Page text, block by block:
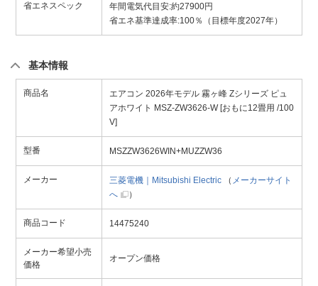
省エネスペック
年間電気代目安:約27900円
省エネ基準達成率:100％（目標年度2027年）
基本情報
商品名
エアコン 2026年モデル 霧ヶ峰 Zシリーズ ピュ
アホワイト MSZ-ZW3626-W [おもに12畳用 /100
V]
型番 MSZZW3626WIN+MUZZW36
メーカー 三菱電機｜Mitsubishi Electric （ メーカーサイト
へ
）
商品コード 14475240
メーカー希望小売
価格
オープン価格